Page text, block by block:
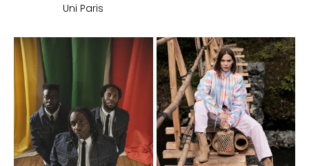
Uni Paris